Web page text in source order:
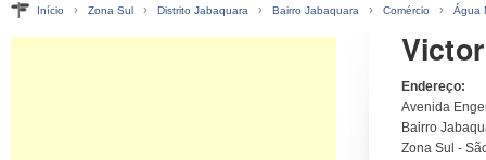
Início › Zona Sul › Distrito Jabaquara › Bairro Jabaquara › Comércio › Água
Endereço:
Avenida
Bairro
Zona Sul -